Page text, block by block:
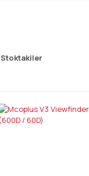
Stoktakiler